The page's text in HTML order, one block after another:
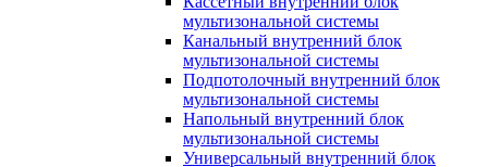
мультизональной системы
Канальный внутренний блок
мультизональной системы
Подпотолочный внутренний блок
мультизональной системы
Напольный внутренний блок
мультизональной системы
Универсальный внутренний блок